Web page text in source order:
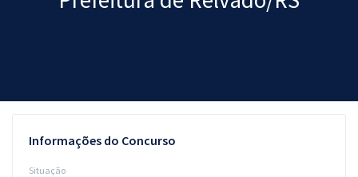
Questões grátis
Informações do Concurso
Situação